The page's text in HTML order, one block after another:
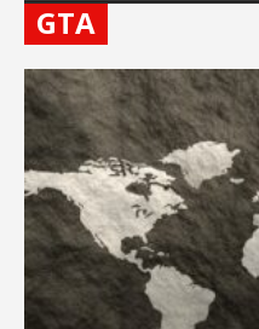
지방의회
“7월 1일 의
“엄마의 절
현”
김종대, “
이홍원 작
통일 지향
GTA